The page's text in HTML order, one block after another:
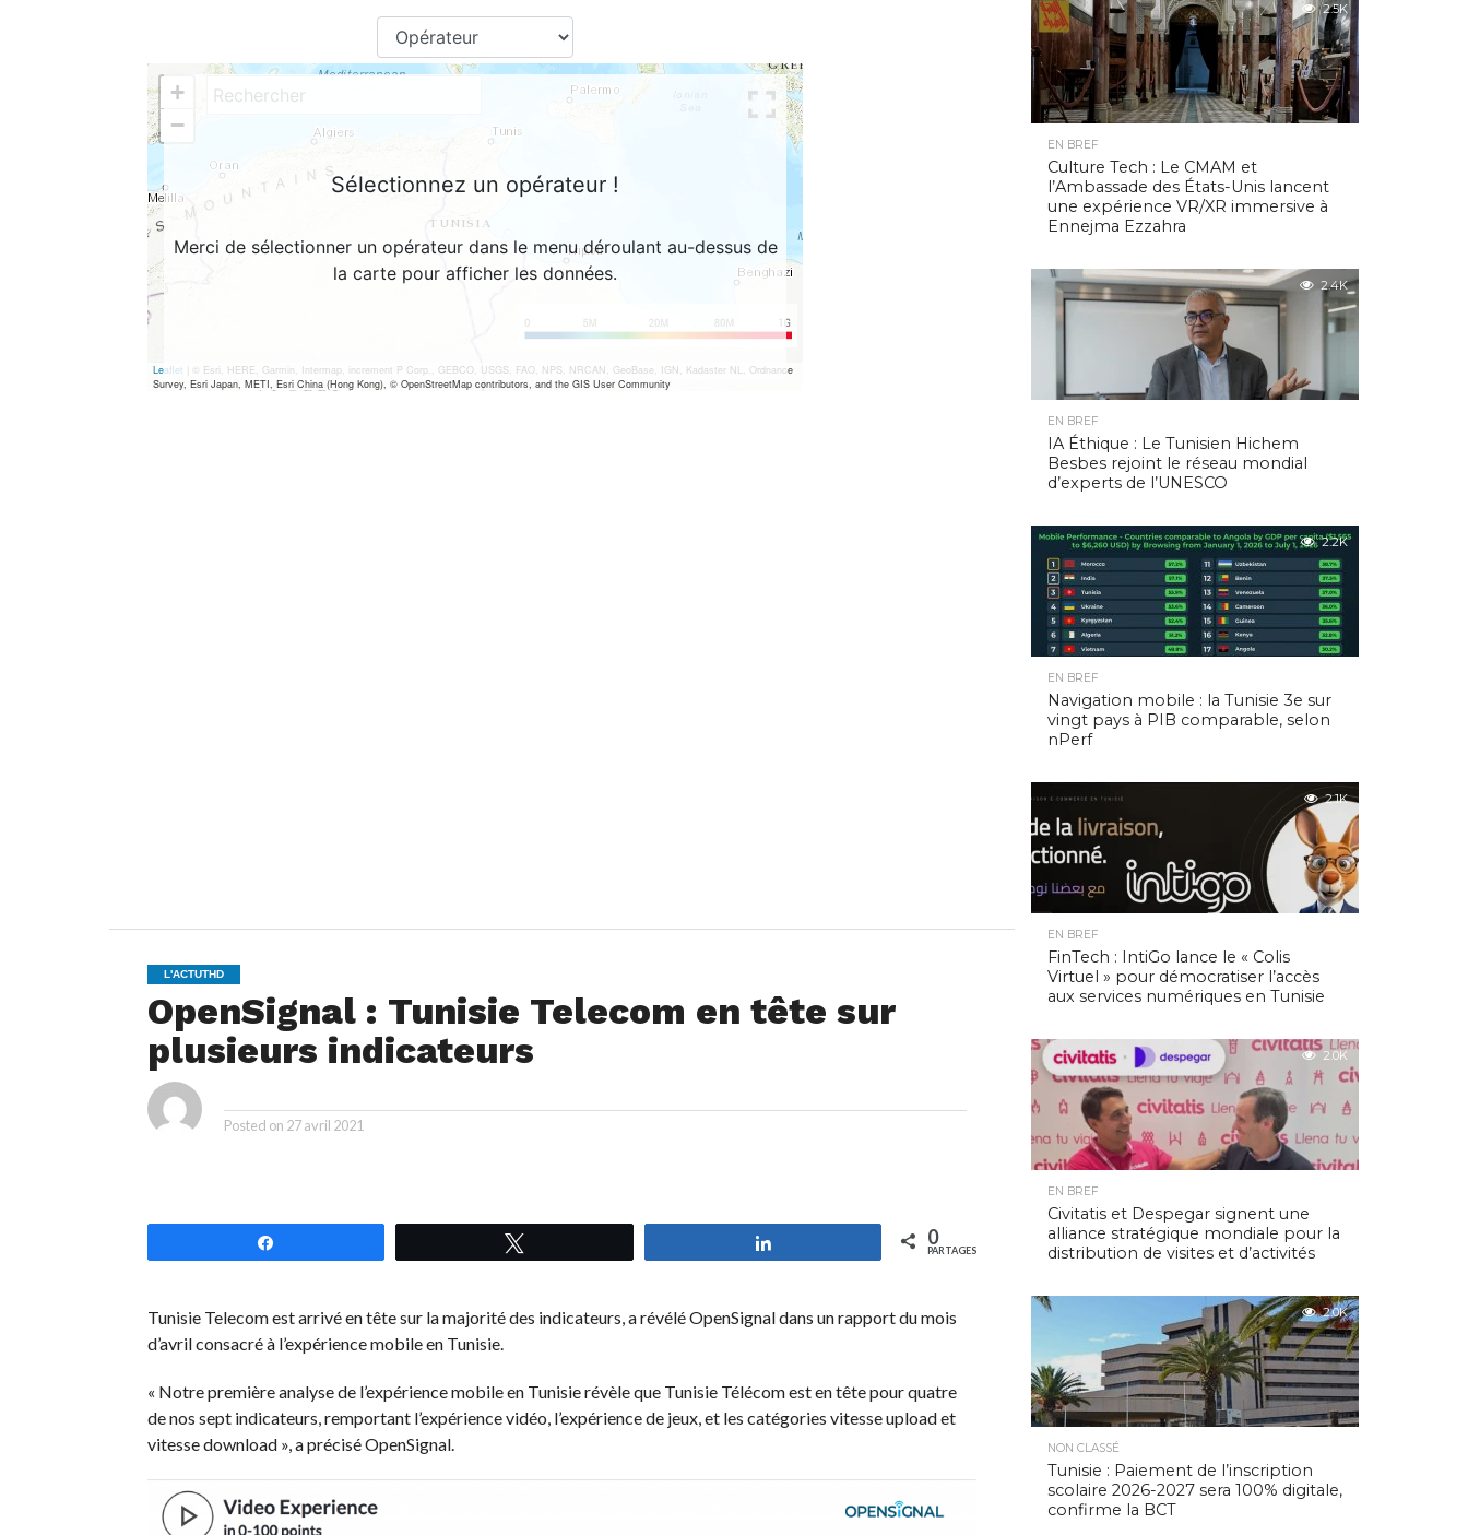
L'ACTUTHD
OpenSignal : Tunisie Telecom en tête sur
plusieurs indicateurs
Posted on 27 avril 2021
0
PARTAGES
Tunisie Telecom est arrivé en tête sur la majorité des indicateurs, a révélé OpenSignal dans un rapport du mois
d’avril consacré à l’expérience mobile en Tunisie.
« Notre première analyse de l’expérience mobile en Tunisie révèle que Tunisie Télécom est en tête pour quatre
de nos sept indicateurs, remportant l’expérience vidéo, l’expérience de jeux, et les catégories vitesse upload et
vitesse download », a précisé OpenSignal.
2.5K
EN BREF
Culture Tech : Le CMAM et
l’Ambassade des États-Unis lancent
une expérience VR/XR immersive à
Ennejma Ezzahra
2.4K
EN BREF
IA Éthique : Le Tunisien Hichem
Besbes rejoint le réseau mondial
d’experts de l’UNESCO
2.2K
EN BREF
Navigation mobile : la Tunisie 3e sur
vingt pays à PIB comparable, selon
nPerf
2.1K
EN BREF
FinTech : IntiGo lance le « Colis
Virtuel » pour démocratiser l’accès
aux services numériques en Tunisie
2.0K
EN BREF
Civitatis et Despegar signent une
alliance stratégique mondiale pour la
distribution de visites et d’activités
2.0K
NON CLASSÉ
Tunisie : Paiement de l’inscription
scolaire 2026-2027 sera 100% digitale,
confirme la BCT